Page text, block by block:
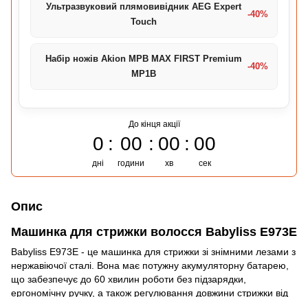
Ультразвуковий плямовивідник AEG Expert
Touch
-40%
Набір ножів Akion MPB MAX FIRST Premium
MP1B
-40%
До кінця акції
0
дні
00
години
00
хв
00
сек
Опис
Машинка для стрижки волосся Babyliss E973E
Babyliss E973E - це машинка для стрижки зі знімними лезами з
нержавіючої сталі. Вона має потужну акумуляторну батарею,
що забезпечує до 60 хвилин роботи без підзарядки,
ергономічну ручку, а також регулювання довжини стрижки від